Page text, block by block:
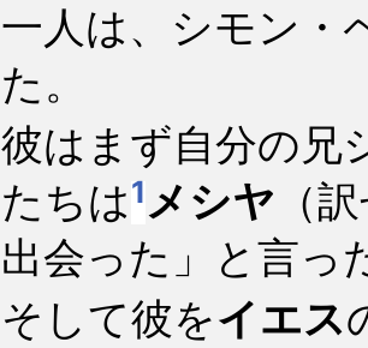
一人は、シモン・
た。
彼はまず自分の兄
たちは1 メシヤ （
出会った」と言っ
そして彼をイエス